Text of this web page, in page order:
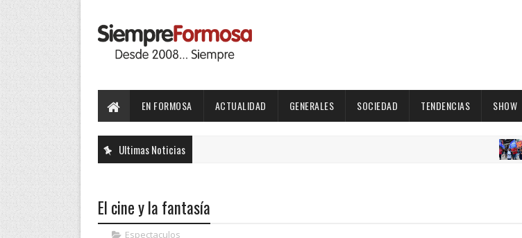
EN FORMOSA ACTUALIDAD GENERALES SOCIEDAD TENDENCIAS SHOW
Ultimas Noticias
El cine y la fantasía
Espectaculos